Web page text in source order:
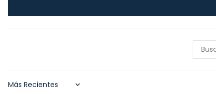
Sort by